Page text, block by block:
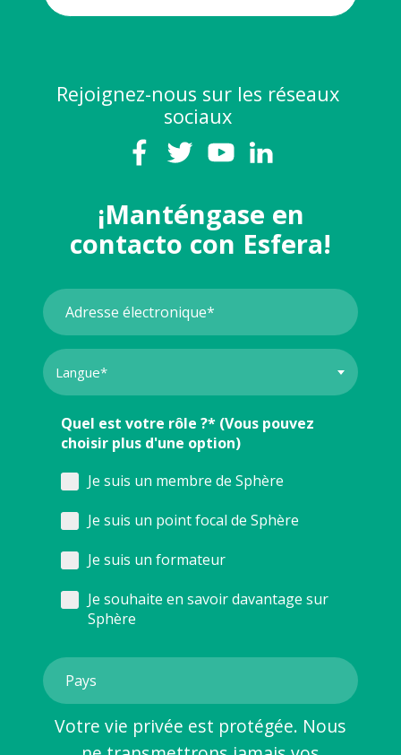
Rejoignez-nous sur les réseaux
sociaux
¡Manténgase en
contacto con Esfera!
Quel est votre rôle ?* (Vous pouvez
choisir plus d'une option)
Je suis un membre de Sphère
Je suis un point focal de Sphère
Je suis un formateur
Je souhaite en savoir davantage sur
Sphère
Votre vie privée est protégée. Nous